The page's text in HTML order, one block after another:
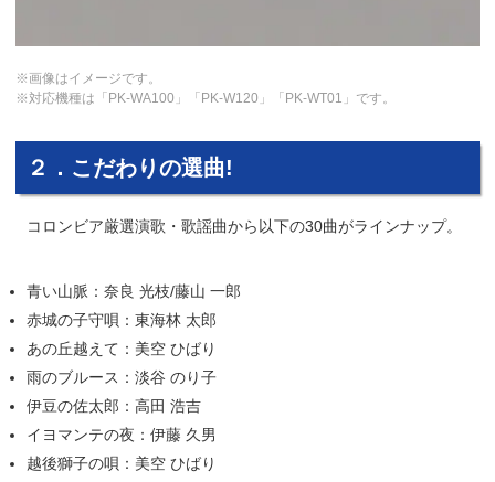
※画像はイメージです。
※対応機種は「PK-WA100」「PK-W120」「PK-WT01」です。
２．こだわりの選曲!
コロンビア厳選演歌・歌謡曲から以下の30曲がラインナップ。
青い山脈：奈良 光枝/藤山 一郎
赤城の子守唄：東海林 太郎
あの丘越えて：美空 ひばり
雨のブルース：淡谷 のり子
伊豆の佐太郎：高田 浩吉
イヨマンテの夜：伊藤 久男
越後獅子の唄：美空 ひばり